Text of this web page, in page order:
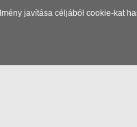
javítása céljából cookie-kat